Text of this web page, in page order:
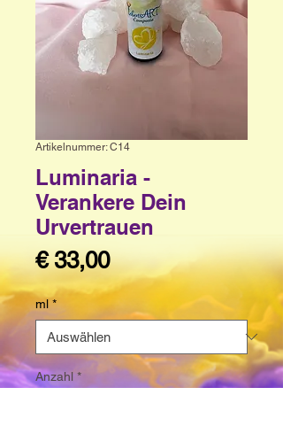
Artikelnummer: C14
Luminaria -
Verankere Dein
Urvertrauen
€ 33,00Preis
ml *
Anzahl *